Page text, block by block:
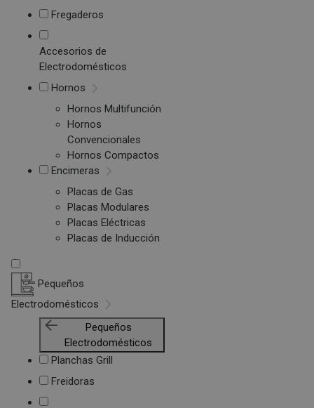
Fregaderos
Accesorios de
Electrodomésticos
Hornos
Hornos Multifunción
Hornos
Convencionales
Hornos Compactos
Encimeras
Placas de Gas
Placas Modulares
Placas Eléctricas
Placas de Inducción
Pequeños
Electrodomésticos
Pequeños
Electrodomésticos
Planchas Grill
Freidoras